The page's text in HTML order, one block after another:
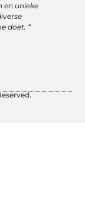
en unieke
doet. “